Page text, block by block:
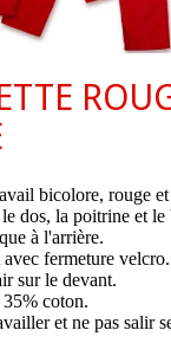
bicolore, rouge
dos, la poitrine et le
à l'arrière.
avec fermeture velcro.
sur le devant.
coton.
et ne pas salir